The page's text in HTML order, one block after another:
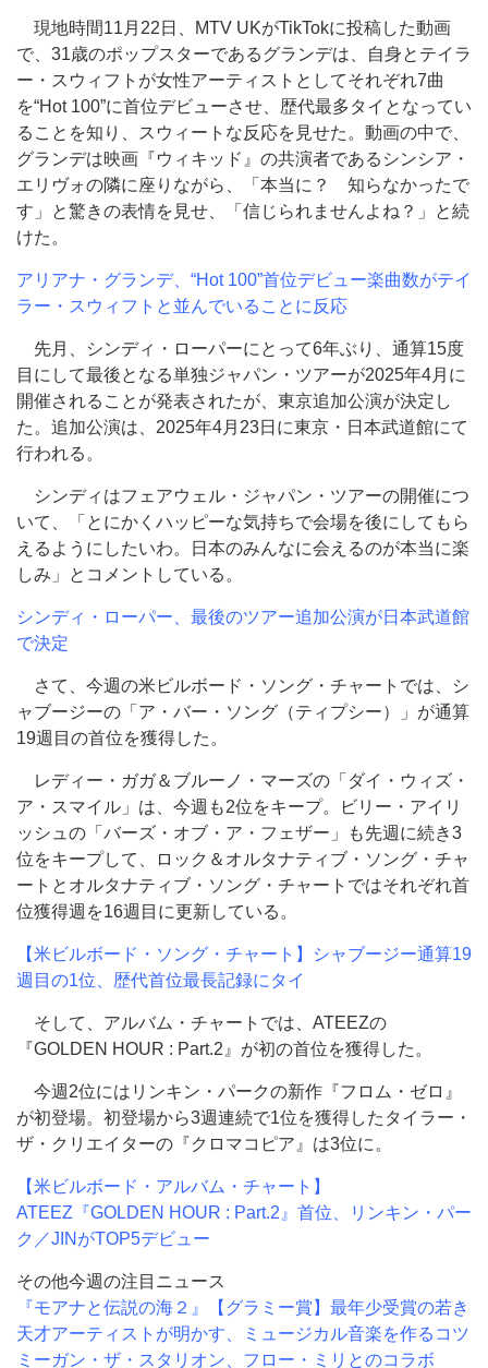
現地時間11月22日、MTV UKがTikTokに投稿した動画
で、31歳のポップスターであるグランデは、自身とテイラ
ー・スウィフトが女性アーティストとしてそれぞれ7曲
を“Hot 100”に首位デビューさせ、歴代最多タイとなってい
ることを知り、スウィートな反応を見せた。動画の中で、
グランデは映画『ウィキッド』の共演者であるシンシア・
エリヴォの隣に座りながら、「本当に？ 知らなかったで
す」と驚きの表情を見せ、「信じられませんよね？」と続
けた。
アリアナ・グランデ、“Hot 100”首位デビュー楽曲数がテイ
ラー・スウィフトと並んでいることに反応
先月、シンディ・ローパーにとって6年ぶり、通算15度
目にして最後となる単独ジャパン・ツアーが2025年4月に
開催されることが発表されたが、東京追加公演が決定し
た。追加公演は、2025年4月23日に東京・日本武道館にて
行われる。
シンディはフェアウェル・ジャパン・ツアーの開催につ
いて、「とにかくハッピーな気持ちで会場を後にしてもら
えるようにしたいわ。日本のみんなに会えるのが本当に楽
しみ」とコメントしている。
シンディ・ローパー、最後のツアー追加公演が日本武道館
で決定
さて、今週の米ビルボード・ソング・チャートでは、シ
ャブージーの「ア・バー・ソング（ティプシー）」が通算
19週目の首位を獲得した。
レディー・ガガ＆ブルーノ・マーズの「ダイ・ウィズ・
ア・スマイル」は、今週も2位をキープ。ビリー・アイリ
ッシュの「バーズ・オブ・ア・フェザー」も先週に続き3
位をキープして、ロック＆オルタナティブ・ソング・チャ
ートとオルタナティブ・ソング・チャートではそれぞれ首
位獲得週を16週目に更新している。
【米ビルボード・ソング・チャート】シャブージー通算19
週目の1位、歴代首位最長記録にタイ
そして、アルバム・チャートでは、ATEEZの
『GOLDEN HOUR : Part.2』が初の首位を獲得した。
今週2位にはリンキン・パークの新作『フロム・ゼロ』
が初登場。初登場から3週連続で1位を獲得したタイラー・
ザ・クリエイターの『クロマコピア』は3位に。
【米ビルボード・アルバム・チャート】
ATEEZ『GOLDEN HOUR : Part.2』首位、リンキン・パー
ク／JINがTOP5デビュー
その他今週の注目ニュース
『モアナと伝説の海２』【グラミー賞】最年少受賞の若き
天才アーティストが明かす、ミュージカル音楽を作るコツ
ミーガン・ザ・スタリオン、フロー・ミリとのコラボ